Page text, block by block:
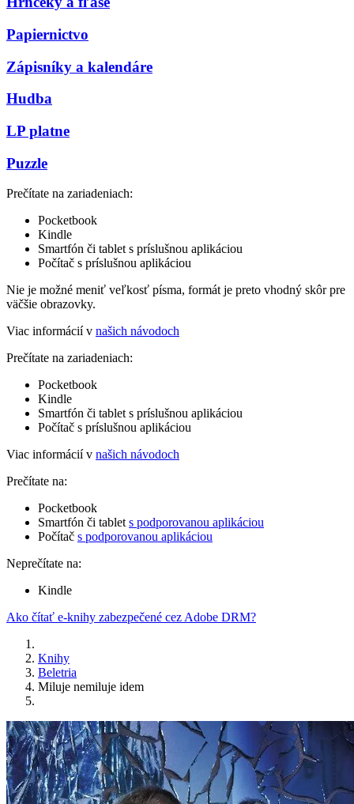
Papiernictvo
Zápisníky a kalendáre
Hudba
LP platne
Puzzle
Prečítate na zariadeniach:
Pocketbook
Kindle
Smartfón či tablet s príslušnou aplikáciou
Počítač s príslušnou aplikáciou
Nie je možné meniť veľkosť písma, formát je preto vhodný skôr pre
väčšie obrazovky.
Viac informácií v našich návodoch
Prečítate na zariadeniach:
Pocketbook
Kindle
Smartfón či tablet s príslušnou aplikáciou
Počítač s príslušnou aplikáciou
Viac informácií v našich návodoch
Prečítate na:
Pocketbook
Smartfón či tablet s podporovanou aplikáciou
Počítač s podporovanou aplikáciou
Neprečítate na:
Kindle
Ako čítať e-knihy zabezpečené cez Adobe DRM?
Knihy
Beletria
Miluje nemiluje idem